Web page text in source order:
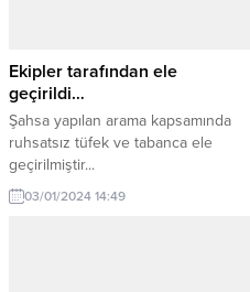
Ekipler tarafından ele
geçirildi…
Şahsa yapılan arama kapsamında
ruhsatsız tüfek ve tabanca ele
geçirilmiştir...
03/01/2024 14:49